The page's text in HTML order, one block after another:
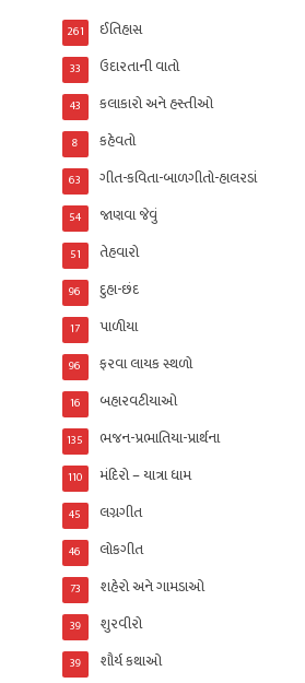
ઈતિહાસ
261
ઉદારતાની વાતો
33
કલાકારો અને હસ્તીઓ
43
કહેવતો
8
ગીત-કવિતા-બાળગીતો-હાલરડાં
63
જાણવા જેવું
54
તેહવારો
51
દુહા-છંદ
96
પાળીયા
17
ફરવા લાયક સ્થળો
96
બહારવટીયાઓ
16
ભજન-પ્રભાતિયા-પ્રાર્થના
135
મંદિરો – યાત્રા ધામ
110
લગ્નગીત
45
લોકગીત
46
શહેરો અને ગામડાઓ
73
શુરવીરો
39
શૌર્ય કથાઓ
39